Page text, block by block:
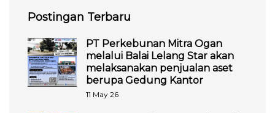
Postingan Terbaru
PT Perkebunan Mitra Ogan
melalui Balai Lelang Star akan
melaksanakan penjualan aset
berupa Gedung Kantor
11 May 26